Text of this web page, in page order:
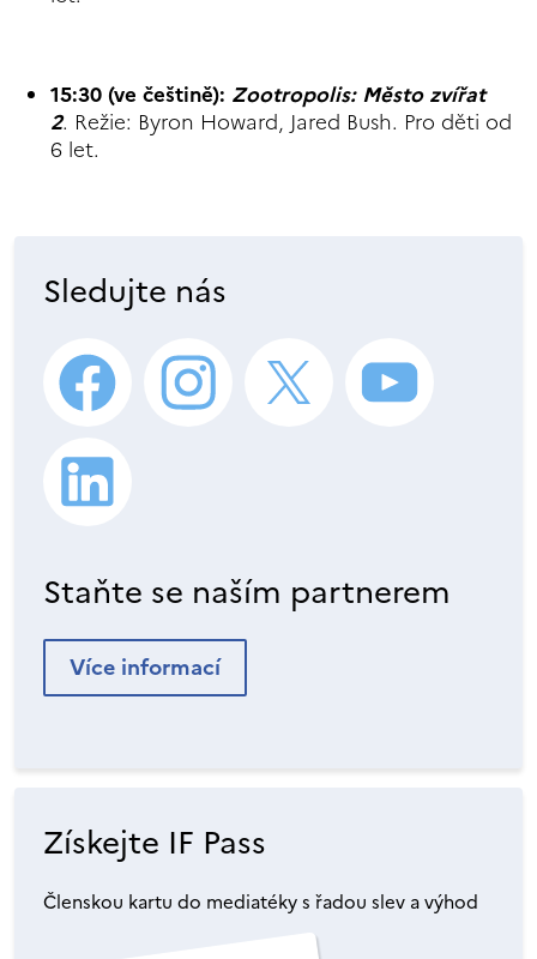
15:30 (ve češtině): Zootropolis: Město zvířat
2. Režie: Byron Howard, Jared Bush. Pro děti od
6 let.
Sledujte nás
Staňte se naším partnerem
Více informací
Získejte IF Pass
Členskou kartu do mediatéky s řadou slev a výhod